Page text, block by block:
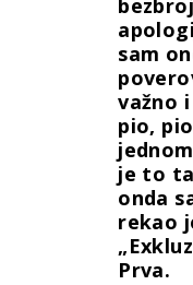
sam
važno
pio,
je to
onda
rekao
Prva.